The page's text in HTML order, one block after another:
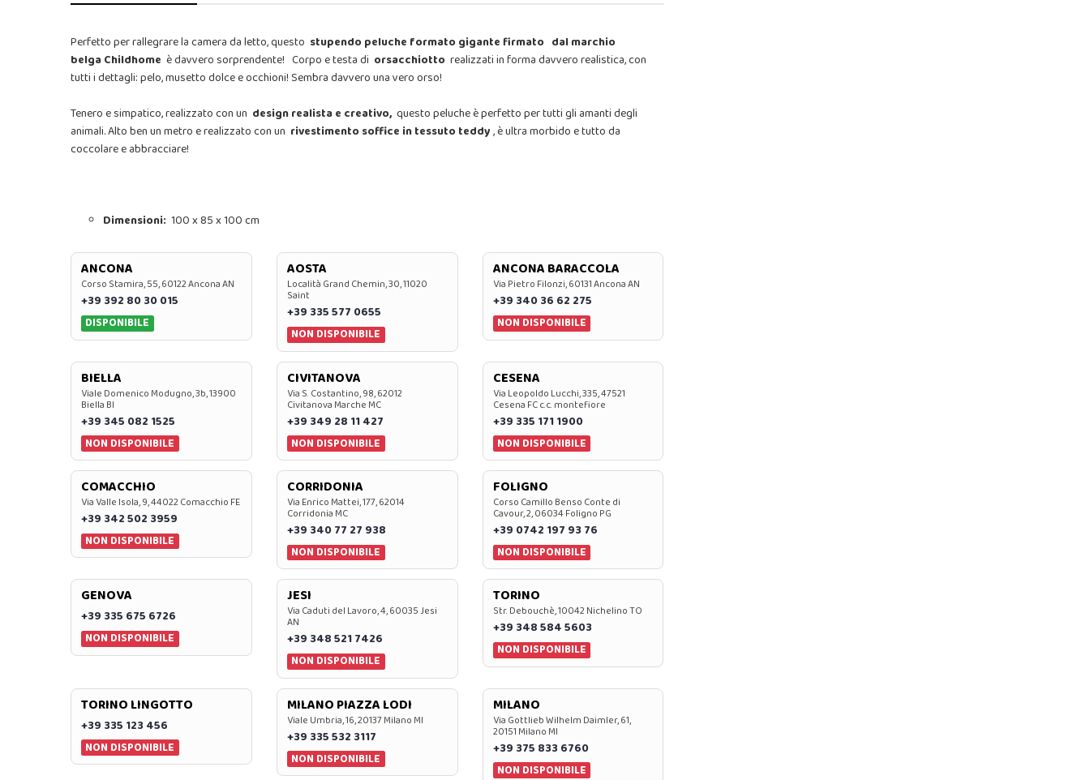
Perfetto per rallegrare la camera da letto, questo stupendo peluche formato gigante firmato dal marchio
belga Childhome è davvero sorprendente! Corpo e testa di orsacchiotto realizzati in forma davvero realistica, con
tutti i dettagli: pelo, musetto dolce e occhioni! Sembra davvero una vero orso!
Tenero e simpatico, realizzato con un design realista e creativo, questo peluche è perfetto per tutti gli amanti degli
animali. Alto ben un metro e realizzato con un rivestimento soffice in tessuto teddy, è ultra morbido e tutto da
coccolare e abbracciare!
Dimensioni: 100 x 85 x 100 cm
ANCONA
Corso Stamira, 55, 60122 Ancona AN
+39 392 80 30 015
DISPONIBILE
AOSTA
Località Grand Chemin, 30, 11020
Saint
+39 335 577 0655
NON DISPONIBILE
ANCONA BARACCOLA
Via Pietro Filonzi, 60131 Ancona AN
+39 340 36 62 275
NON DISPONIBILE
BIELLA
Viale Domenico Modugno, 3b, 13900
Biella BI
+39 345 082 1525
NON DISPONIBILE
CIVITANOVA
Via S. Costantino, 98, 62012
Civitanova Marche MC
+39 349 28 11 427
NON DISPONIBILE
CESENA
Via Leopoldo Lucchi, 335, 47521
Cesena FC c.c. montefiore
+39 335 171 1900
NON DISPONIBILE
COMACCHIO
Via Valle Isola, 9, 44022 Comacchio FE
+39 342 502 3959
NON DISPONIBILE
CORRIDONIA
Via Enrico Mattei, 177, 62014
Corridonia MC
+39 340 77 27 938
NON DISPONIBILE
FOLIGNO
Corso Camillo Benso Conte di
Cavour, 2, 06034 Foligno PG
+39 0742 197 93 76
NON DISPONIBILE
GENOVA
+39 335 675 6726
NON DISPONIBILE
JESI
Via Caduti del Lavoro, 4, 60035 Jesi
AN
+39 348 521 7426
NON DISPONIBILE
TORINO
Str. Debouchè, 10042 Nichelino TO
+39 348 584 5603
NON DISPONIBILE
TORINO LINGOTTO
+39 335 123 456
NON DISPONIBILE
MILANO PIAZZA LODI
Viale Umbria, 16, 20137 Milano MI
+39 335 532 3117
NON DISPONIBILE
MILANO
Via Gottlieb Wilhelm Daimler, 61,
20151 Milano MI
+39 375 833 6760
NON DISPONIBILE